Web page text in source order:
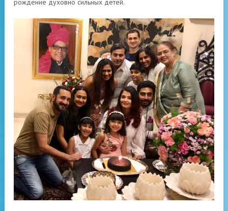
рождение духовно сильных детей.